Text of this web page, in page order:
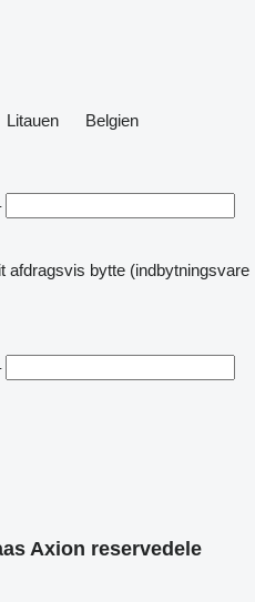
Litauen
Belgien
afdragsvis bytte (indbytningsvare
Axion reservedele